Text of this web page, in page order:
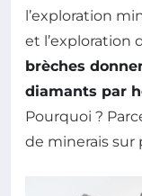
l’exploration
et l’exploration
brèches
diamants par
Pourquoi ?
de minerais sur